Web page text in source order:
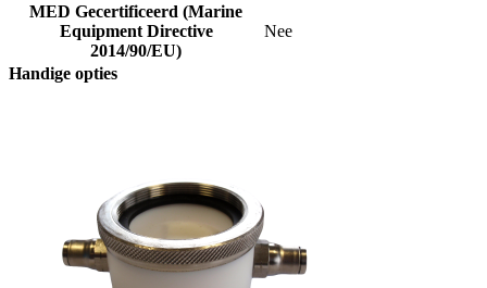
MED Gecertificeerd (Marine
Equipment Directive
2014/90/EU)
Nee
Handige opties